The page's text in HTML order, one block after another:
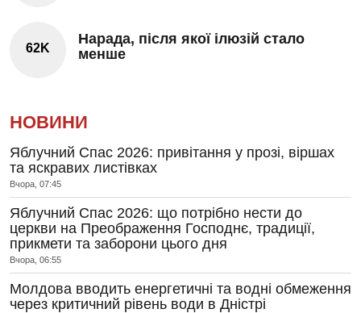
62K
Нарада, після якої ілюзій стало
менше
НОВИНИ
Яблучний Спас 2026: привітання у прозі, віршах
та яскравих листівках
Вчора, 07:45
Яблучний Спас 2026: що потрібно нести до
церкви на Преображення Господнє, традиції,
прикмети та заборони цього дня
Вчора, 06:55
Молдова вводить енергетичні та водні обмеження
через критичний рівень води в Дністрі